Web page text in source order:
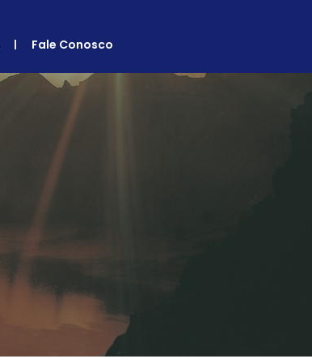
Fale Conosco